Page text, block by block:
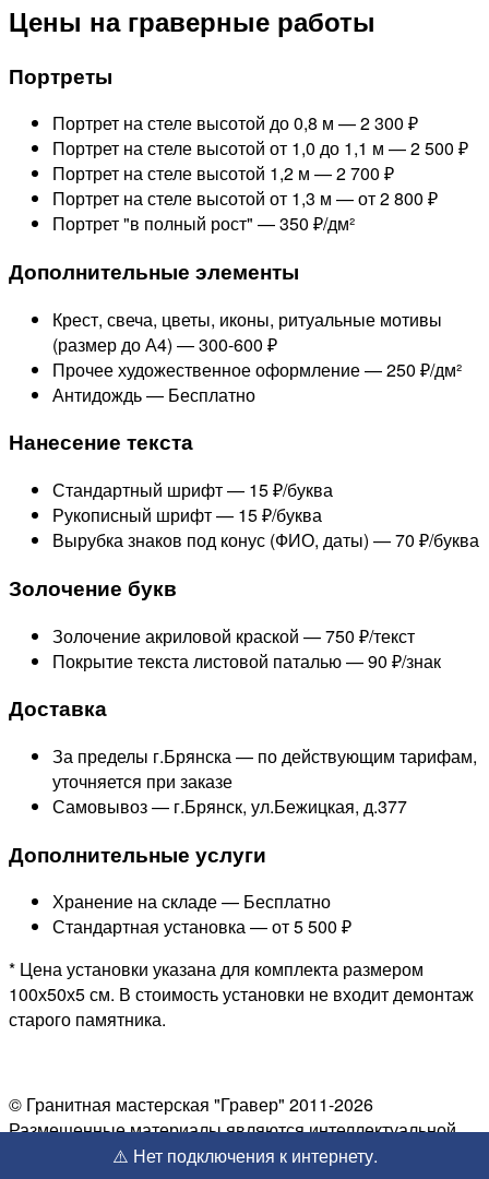
Цены на граверные работы
Портреты
Портрет на стеле высотой до 0,8 м —2 300 ₽
Портрет на стеле высотой от 1,0 до 1,1 м —2 500 ₽
Портрет на стеле высотой 1,2 м —2 700 ₽
Портрет на стеле высотой от 1,3 м —от 2 800 ₽
Портрет "в полный рост" —350 ₽/дм²
Дополнительные элементы
Крест, свеча, цветы, иконы, ритуальные мотивы
(размер до А4) —300-600 ₽
Прочее художественное оформление —250 ₽/дм²
Антидождь — Бесплатно
Нанесение текста
Стандартный шрифт — 15 ₽/буква
Рукописный шрифт — 15 ₽/буква
Вырубка знаков под конус (ФИО, даты) —70 ₽/буква
Золочение букв
Золочение акриловой краской —750 ₽/текст
Покрытие текста листовой паталью —90 ₽/знак
Доставка
За пределы г.Брянска — по действующим тарифам,
уточняется при заказе
Самовывоз — г.Брянск, ул.Бежицкая, д.377
Дополнительные услуги
Хранение на складе — Бесплатно
Стандартная установка —от 5 500 ₽
* Цена установки указана для комплекта размером
100х50х5 см. В стоимость установки не входит демонтаж
старого памятника.
© Гранитная мастерская "Гравер" 2011-2026
Размещенные материалы являются интеллектуальной
собственностью, копирование запрещено.
⚠️ Нет подключения к интернету.